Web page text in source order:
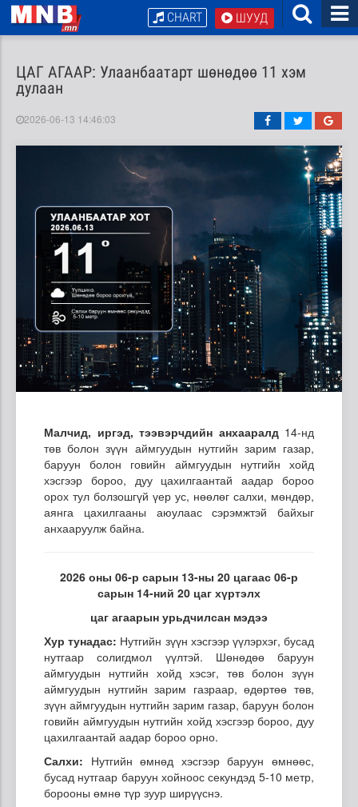
ШУУД
CHART
ЦАГ АГААР: Улаанбаатарт шөнөдөө 11 хэм
дулаан
2026-06-13 14:46:03
Малчид, иргэд, тээвэрчдийн анхааралд14-нд
төв болон зүүн аймгуудын нутгийн зарим газар,
баруун болон говийн аймгуудын нутгийн хойд
хэсгээр бороо, дуу цахилгаантай аадар бороо
орох тул болзошгүй үер ус, нөөлөг салхи, мөндөр,
аянга цахилгааны аюулаас сэрэмжтэй байхыг
анхааруулж байна.
2026 оны 06-р сарын 13-ны 20 цагаас 06-р
сарын 14-ний 20 цаг хүртэлх
цаг агаарын урьдчилсан мэдээ
Хур тунадас: Нутгийн зүүн хэсгээр үүлэрхэг, бусад
нутгаар солигдмол үүлтэй. Шөнөдөө баруун
аймгуудын нутгийн хойд хэсэг, төв болон зүүн
аймгуудын нутгийн зарим газраар, өдөртөө төв,
зүүн аймгуудын нутгийн зарим газар, баруун болон
говийн аймгуудын нутгийн хойд хэсгээр бороо, дуу
цахилгаантай аадар бороо орно.
Салхи: Нутгийн өмнөд хэсгээр баруун өмнөөс,
бусад нутгаар баруун хойноос секундэд 5-10 метр,
борооны өмнө түр зуур ширүүснэ.